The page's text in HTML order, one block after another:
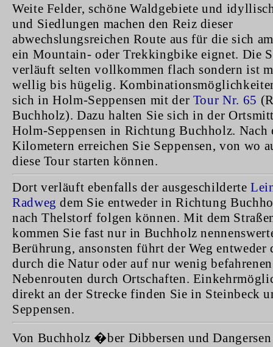
Weite Felder, schöne Waldgebiete und
und Siedlungen machen den Reiz dieser
abwechslungsreichen Route aus für die sich
ein Mountain- oder Trekkingbike eignet. Die
verläuft selten vollkommen flach sondern ist
wellig bis hügelig.
sich in Holm-Seppensen mit der Tour Nr. 65
Buchholz). Dazu halten Sie sich in der
Holm-Seppensen in Richtung Buchholz. Nach
Kilometern erreichen Sie Seppensen, von wo
diese Tour starten können.
Dort verläuft ebenfalls der ausgeschilderte
Radweg dem Sie entweder in Richtung
nach Thelstorf folgen können. Mit dem
kommen Sie fast nur in Buchholz
Berührung, ansonsten führt der Weg entweder
durch die Natur oder auf nur wenig befahrenen
Nebenrouten durch Ortschaften.
direkt an der Strecke finden Sie in Steinbeck
Seppensen.
Von Buchholz �ber Dibbersen und